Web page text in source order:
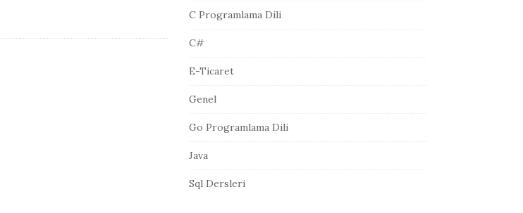
s
C Programlama Dili
C#
E-Ticaret
Genel
Go Programlama Dili
Java
Sql Dersleri